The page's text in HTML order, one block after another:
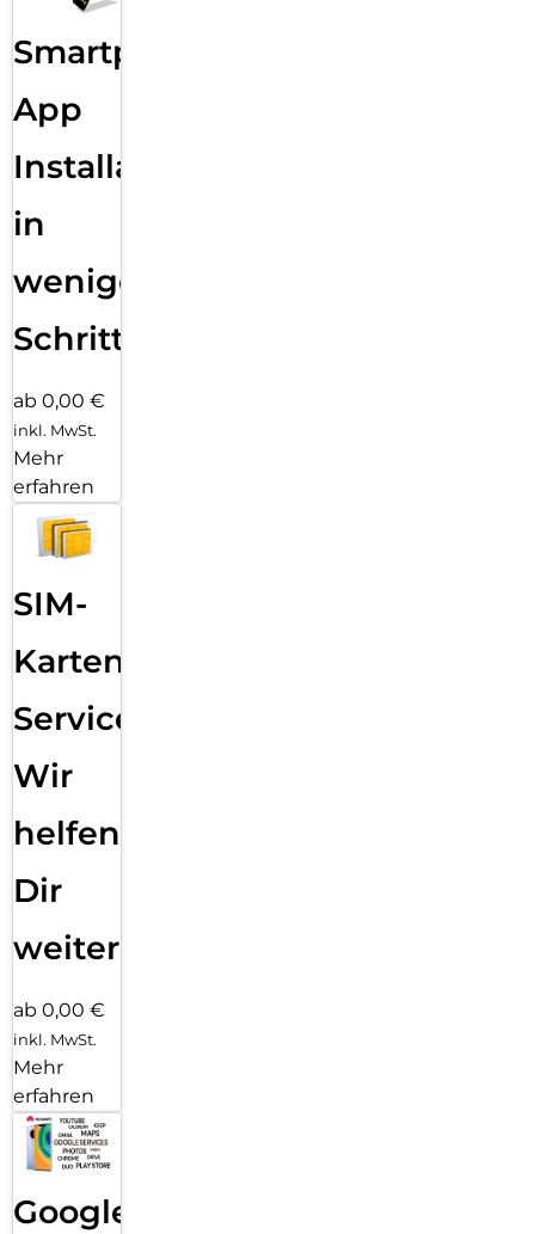
Sende eine Textnachricht, ruf jemanden an, lade Musik und
Podcasts und kontaktiere den Notruf – alles ohne dein
iPhone. Und jetzt bist du mit schnellem 5G unterwegs noch
Smartphone
App
Installation
in
wenigen
Schritten
ab 0,00 €
inkl. MwSt.
Mehr
erfahren
SIM-
Karten
Service:
Wir
helfen
Dir
weiter
ab 0,00 €
inkl. MwSt.
Mehr
erfahren
Google